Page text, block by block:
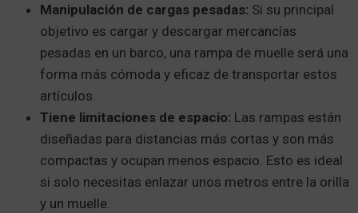
Manipulación de cargas pesadas: Si su principal
objetivo es cargar y descargar mercancías
pesadas en un barco, una rampa de muelle será una
forma más cómoda y eficaz de transportar estos
artículos.
Tiene limitaciones de espacio: Las rampas están
diseñadas para distancias más cortas y son más
compactas y ocupan menos espacio. Esto es ideal
si solo necesitas enlazar unos metros entre la orilla
y un muelle.